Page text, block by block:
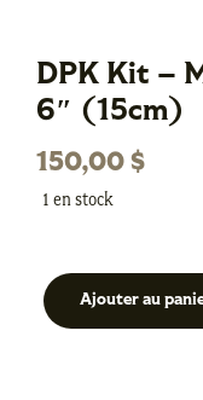
DPK Kit –
6″ (15cm)
150,00 $
1 en stock
quantité
Ajouter au